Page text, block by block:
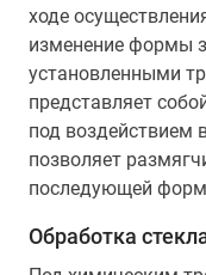
ходе
изменение формы
установленными
представляет
под воздействием
позволяет
последующей
Обработка